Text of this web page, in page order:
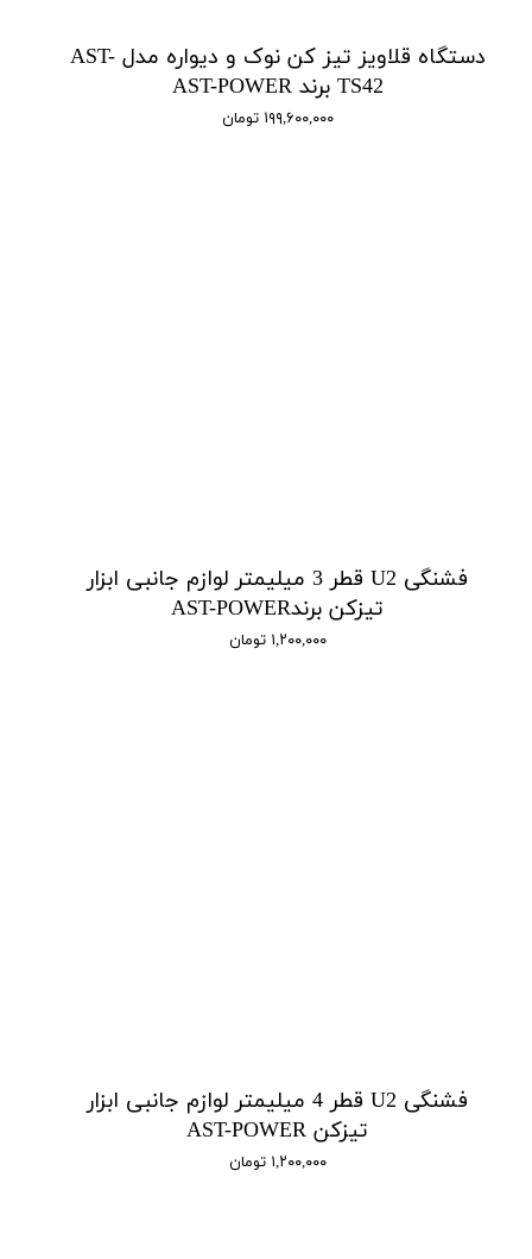
دستگاه قلاویز تیز کن نوک و دیواره مدل AST-
TS42 برند AST-POWER
۱۹۹,۶۰۰,۰۰۰ تومان
فشنگی U2 قطر 3 میلیمتر لوازم جانبی ابزار
تیزکن برندAST-POWER
۱,۲۰۰,۰۰۰ تومان
فشنگی U2 قطر 4 میلیمتر لوازم جانبی ابزار
تیزکن AST-POWER
۱,۲۰۰,۰۰۰ تومان